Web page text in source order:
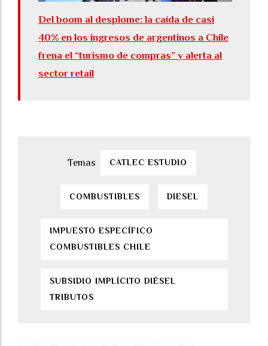
Del boom al desplome: la caída de casi
40% en los ingresos de argentinos a Chile
frena el “turismo de compras” y alerta al
sector retail
CATLEC ESTUDIO
COMBUSTIBLES DIESEL
IMPUESTO ESPECÍFICO
COMBUSTIBLES CHILE
SUBSIDIO IMPLÍCITO DIÉSEL
TRIBUTOS